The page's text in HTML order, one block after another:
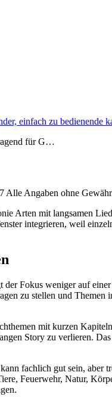
einfach zu bedienende
für G…
Alle Angaben ohne
Arten mit langsamen
integrieren, weil
Fokus weniger auf
zu stellen und
mit kurzen
Story zu verlieren.
fachlich gut sein, aber
Feuerwehr, Natur,